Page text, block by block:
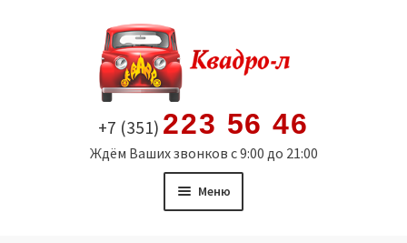
содержимому
+7 (351) 223 56 46
Ждём Ваших звонков с 9:00 до 21:00
Меню